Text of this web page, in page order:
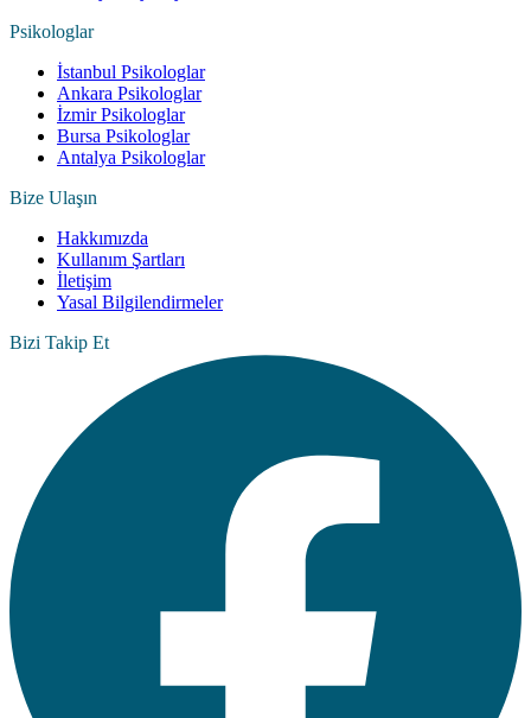
Psikologlar
İstanbul Psikologlar
Ankara Psikologlar
İzmir Psikologlar
Bursa Psikologlar
Antalya Psikologlar
Bize Ulaşın
Hakkımızda
Kullanım Şartları
İletişim
Yasal Bilgilendirmeler
Bizi Takip Et